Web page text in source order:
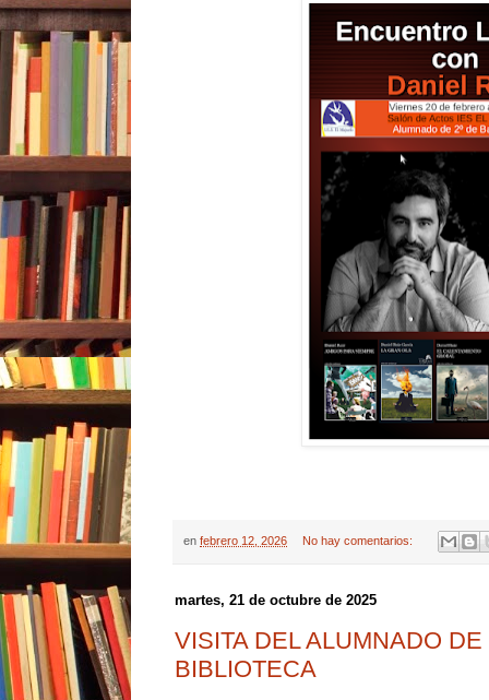
en febrero 12, 2026 No hay comentarios:
martes, 21 de octubre de 2025
VISITA DEL ALUMNADO DE
BIBLIOTECA